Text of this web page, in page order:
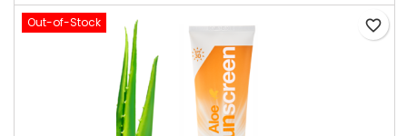
Out-of-Stock favorite_border